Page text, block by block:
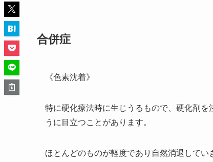
合併症
《色素沈着》
特に硬化療法時に生じうるもので、硬化剤
うに目立つことがあります。
ほとんどのものが軽度であり自然消退して